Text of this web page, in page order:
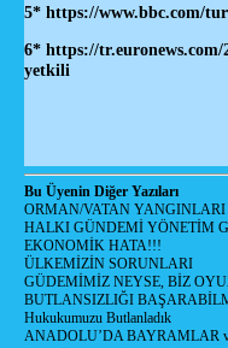
5* https://www.bbc.com/
6* https://
yetkili
Bu Üyenin Diğer Yazıları
ORMAN/VATAN
HALKI GÜNDEMİ YÖNETİM
EKONOMİK HATA!!!
ÜLKEMİZİN SORUNLARI
GÜDEMİMİZ NEYSE, BİZ
BUTLANSIZLIĞI
Hukukumuzu Butlanladık
ANADOLU’DA BAYRAMLAR